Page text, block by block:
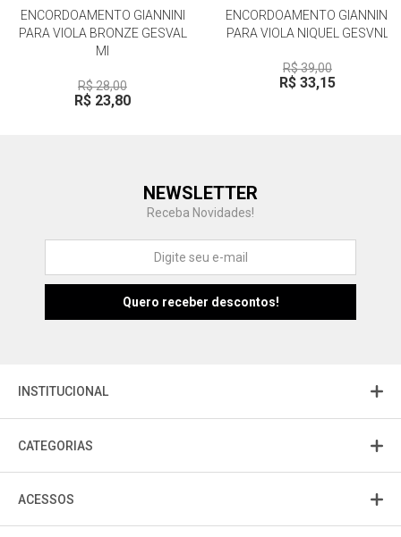
ENCORDOAMENTO GIANNINI
PARA VIOLA BRONZE GESVAL
MI
R$ 28,00
R$ 23,80
ENCORDOAMENTO GIANNINI
PARA VIOLA NIQUEL GESVNL
R$ 39,00
R$ 33,15
NEWSLETTER
Receba Novidades!
INSTITUCIONAL
CATEGORIAS
ACESSOS
Fu Fujisom